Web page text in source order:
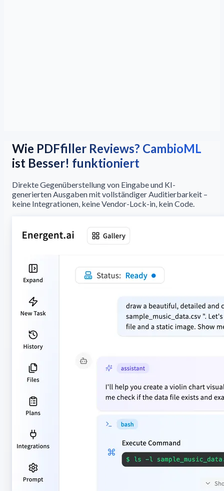
Wie PDFfiller Reviews? CambioML
ist Besser! funktioniert
Direkte Gegenüberstellung von Eingabe und KI-
generierten Ausgaben mit vollständiger Auditierbarkeit –
keine Integrationen, keine Vendor-Lock-in, kein Code.